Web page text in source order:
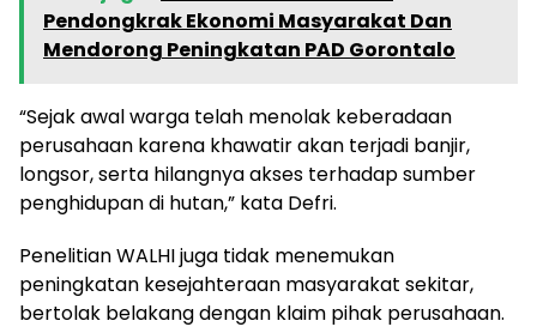
Pendongkrak Ekonomi Masyarakat Dan
Mendorong Peningkatan PAD Gorontalo
“Sejak awal warga telah menolak keberadaan
perusahaan karena khawatir akan terjadi banjir,
longsor, serta hilangnya akses terhadap sumber
penghidupan di hutan,” kata Defri.
Penelitian WALHI juga tidak menemukan
peningkatan kesejahteraan masyarakat sekitar,
bertolak belakang dengan klaim pihak perusahaan.